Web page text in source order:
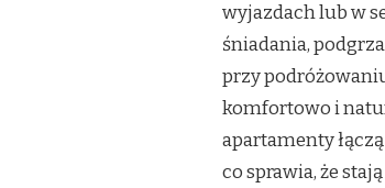
wyjazdach lub w
śniadania,
przy
komfortowo i
apartamenty
co sprawia, że